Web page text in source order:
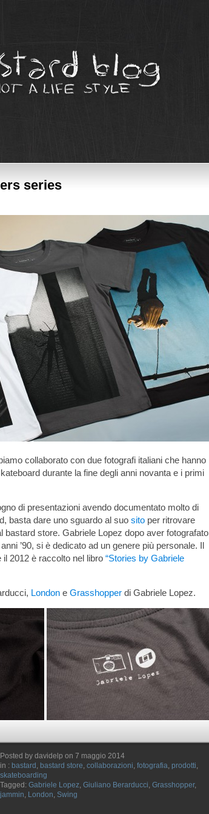
series
collaborato con due fotografi italiani che hanno
durante la fine degli anni novanta e i primi
di presentazioni avendo documentato molto di
basta dare uno sguardo al suo sito per ritrovare
bastard store. Gabriele Lopez dopo aver fotografato
’90, si è dedicato ad un genere più personale. Il
2012 è raccolto nel libro “Stories by Gabriele
London e Grasshopper di Gabriele Lopez.
Posted by davidelp on 7 maggio 2014
in : bastard , bastard store, collaborazioni, fotografia, prodotti,
skateboarding
Tagged: Gabriele Lopez, Giuliano Berarducci, Grasshopper,
jammin, London, Swing